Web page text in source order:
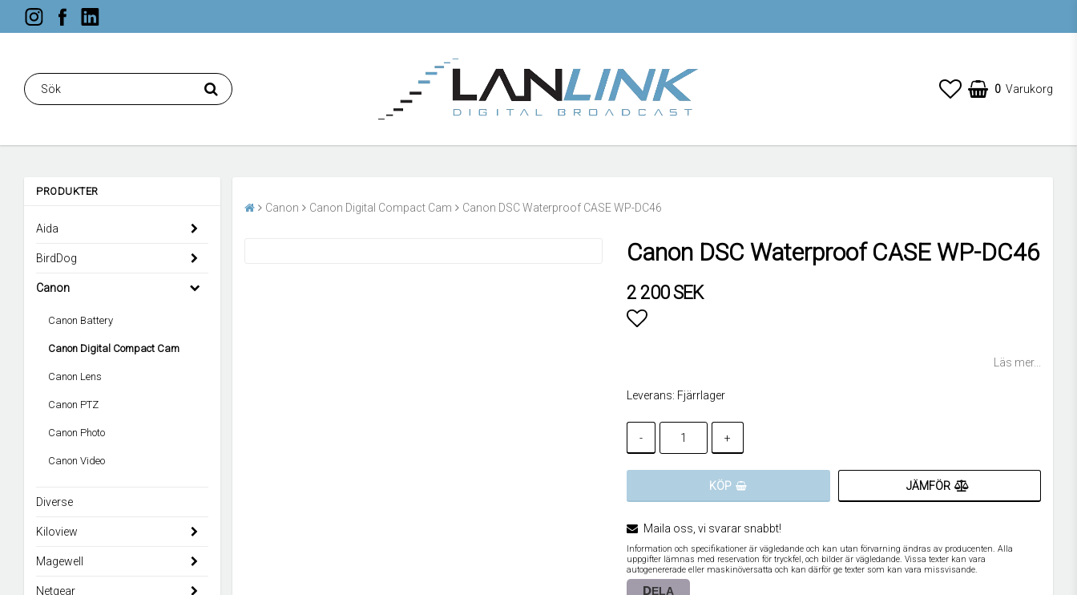
0 Varukorg
PRODUKTER
Aida
BirdDog
Canon
Canon Battery
Canon Digital Compact Cam
Canon Lens
Canon PTZ
Canon Photo
Canon Video
Diverse
Kiloview
Magewell
Netgear
Canon Canon Digital Compact Cam Canon DSC Waterproof CASE WP-DC46
Canon DSC Waterproof CASE WP-DC46
2 200 SEK
Läs mer...
Leverans: Fjärrlager
- +
KÖP JÄMFÖR
Maila oss, vi svarar snabbt!
Information och specifikationer är vägledande och kan utan förvarning ändras av producenten. Alla
uppgifter lämnas med reservation för tryckfel, och bilder är vägledande. Vissa texter kan vara
autogenererade eller maskinöversatta och kan därför ge texter som kan vara missvisande.
DELA